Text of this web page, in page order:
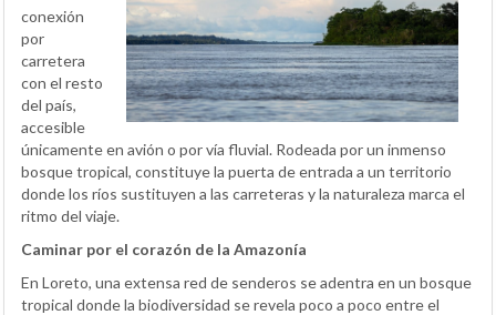
conexión
por
carretera
con el resto
del país,
accesible
únicamente en avión o por vía fluvial. Rodeada por un inmenso
bosque tropical, constituye la puerta de entrada a un territorio
donde los ríos sustituyen a las carreteras y la naturaleza marca el
ritmo del viaje.
Caminar por el corazón de la Amazonía
En Loreto, una extensa red de senderos se adentra en un bosque
tropical donde la biodiversidad se revela poco a poco entre el